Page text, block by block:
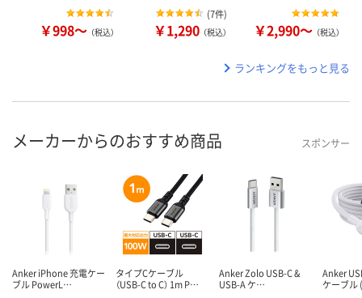
￥998～ （税込）
(7件)
￥1,290 （税込） ￥2,990～ （税込）
ランキングをもっと見る
メーカーからのおすすめ商品 スポンサー
Anker iPhone 充電ケー
ブル PowerL…
タイプCケーブル
（USB-C to C） 1m P…
Anker Zolo USB-C &
USB-A ケ…
Anker
ケーブ